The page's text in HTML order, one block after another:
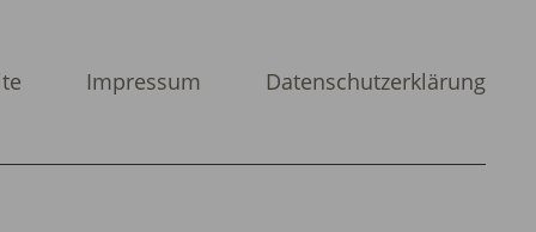
Impressum Datenschutzerklärung